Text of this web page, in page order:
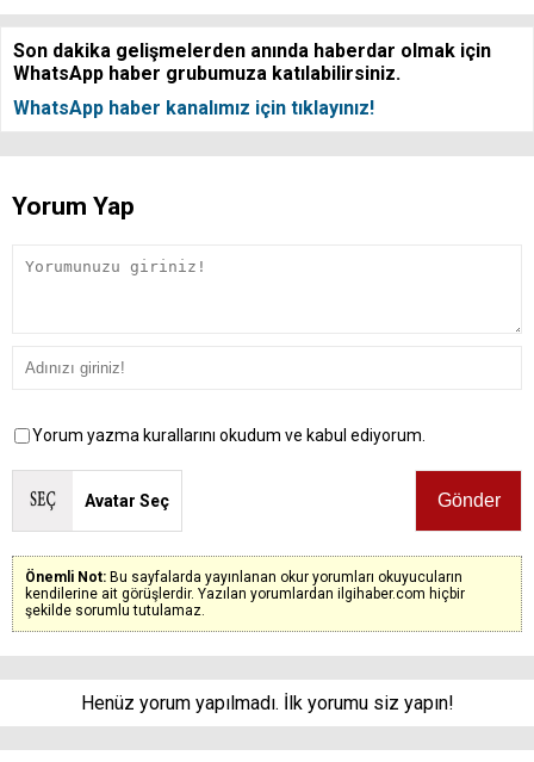
Son dakika gelişmelerden anında haberdar olmak için
WhatsApp haber grubumuza katılabilirsiniz.
WhatsApp haber kanalımız için tıklayınız!
Yorum Yap
Yorum yazma kurallarını okudum ve kabul ediyorum.
Avatar Seç
Önemli Not: Bu sayfalarda yayınlanan okur yorumları okuyucuların
kendilerine ait görüşlerdir. Yazılan yorumlardan ilgihaber.com hiçbir
şekilde sorumlu tutulamaz.
Henüz yorum yapılmadı. İlk yorumu siz yapın!